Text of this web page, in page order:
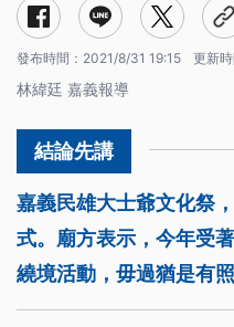
發布時間： 2021/8/31 19:15 更新時
林緯廷 嘉義報導
嘉義民雄大士爺文化祭
式。廟方表示，今年受
繞境活動，毋過猶是有